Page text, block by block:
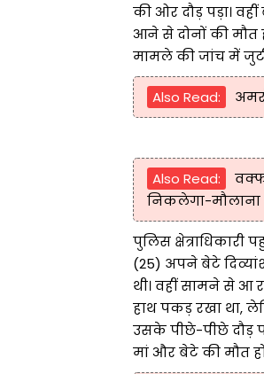
की ओर दौड़ पड़ा।
आने से दोनों की मौत
मामले की जांच में
Also Read:
Also Read:
वक्फ
निकलेगा-मौलाना
पुलिस क्षेत्राधिकारी
(25) अपने बेटे
थी। वहीं सामने से आ
हाथ पकड़ रखा था,
उसके पीछे-पीछे दौड़
मां और बेटे की मौत